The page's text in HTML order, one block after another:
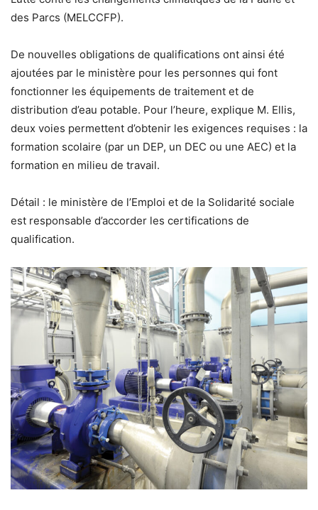
des Parcs (MELCCFP).
De nouvelles obligations de qualifications ont ainsi été
ajoutées par le ministère pour les personnes qui font
fonctionner les équipements de traitement et de
distribution d’eau potable. Pour l’heure, explique M. Ellis,
deux voies permettent d’obtenir les exigences requises : la
formation scolaire (par un DEP, un DEC ou une AEC) et la
formation en milieu de travail.
Détail : le ministère de l’Emploi et de la Solidarité sociale
est responsable d’accorder les certifications de
qualification.